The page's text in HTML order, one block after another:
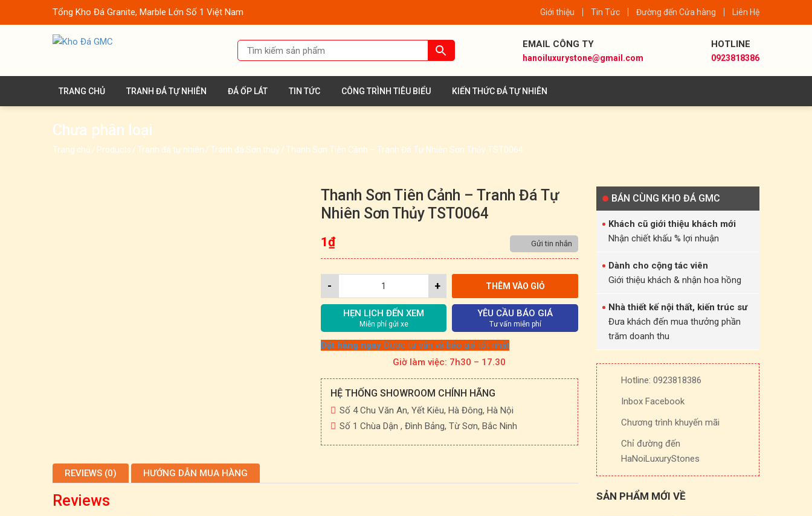
Tổng Kho Đá Granite, Marble Lớn Số 1 Việt Nam Giới thiệu Tin Tức Đường đến Cửa hàng Liên Hệ
EMAIL CÔNG TY
hanoiluxurystone@gmail.com
HOTLINE
0923818386
TRANG CHỦ TRANH ĐÁ TỰ NHIÊN ĐÁ ỐP LÁT TIN TỨC CÔNG TRÌNH TIÊU BIỂU KIẾN THỨC ĐÁ TỰ NHIÊN
Chưa phân loại
Trang chủ / Products / Tranh đá tự nhiên / Tranh đá Sơn thuỷ / Thanh Sơn Tiên Cảnh – Tranh Đá Tự Nhiên Sơn Thủy TST0064
Thanh Sơn Tiên Cảnh – Tranh Đá Tự
Nhiên Sơn Thủy TST0064
1₫ Gửi tin nhắn
+
- THÊM VÀO GIỎ
HẸN LỊCH ĐẾN XEM
Miễn phí gửi xe
YÊU CẦU BÁO GIÁ
Tư vấn miễn phí
Đặt hàng ngay Được tư vấn và báo giá tốt nhất
Giờ làm việc: 7h30 – 17.30
HỆ THỐNG SHOWROOM CHÍNH HÃNG
Số 4 Chu Văn An, Yết Kiêu, Hà Đông, Hà Nội
Số 1 Chùa Dận , Đình Bảng, Từ Sơn, Bắc Ninh
REVIEWS (0) HƯỚNG DẪN MUA HÀNG
Reviews
BÁN CÙNG KHO ĐÁ GMC
Khách cũ giới thiệu khách mới
Nhận chiết khấu % lợi nhuận
Dành cho cộng tác viên
Giới thiệu khách & nhận hoa hồng
Nhà thiết kế nội thất, kiến trúc sư
Đưa khách đến mua thưởng phần
trăm doanh thu
Hotline: 0923818386
Inbox Facebook
Chương trình khuyến mãi
Chỉ đường đến
HaNoiLuxuryStones
SẢN PHẨM MỚI VỀ